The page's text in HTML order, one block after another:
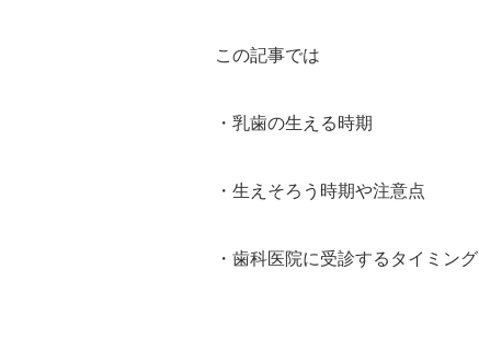
この記事では
・乳歯の生える時期
・生えそろう時期や注意点
・歯科医院に受診するタイミング